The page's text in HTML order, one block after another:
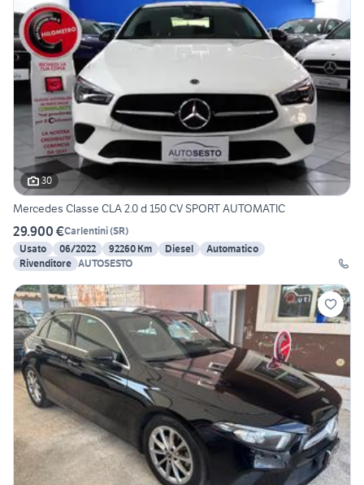
30
Mercedes Classe CLA 2.0 d 150 CV SPORT AUTOMATIC
29.900 €Carlentini(SR)
Usato
06/2022 92260 Km Diesel
Automatico
Rivenditore AUTOSESTO